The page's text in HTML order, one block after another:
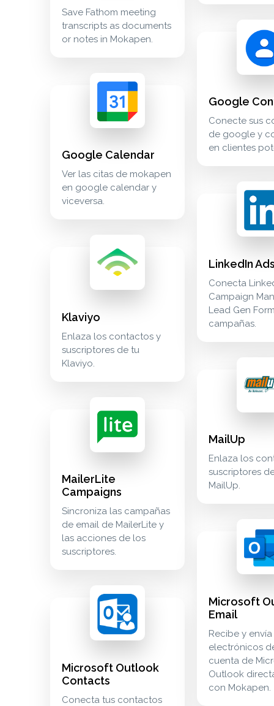
Save Fathom meeting
transcripts as documents
or notes in Mokapen.
google calendar ver las citas de mokapen en
Google Calendar
Ver las citas de mokapen
en google calendar y
viceversa.
google
Google
Conecte sus
de google y
en clientes
klaviyo enlaza los contactos y suscriptores de tu
Klaviyo
Enlaza los contactos y
suscriptores de tu
Klaviyo.
linkedin ads
LinkedIn Ads
Conecta
Campaign
Lead Gen
campañas.
mailerlite campaigns sincroniza las campañas de
MailerLite
Campaigns
Sincroniza las campañas
de email de MailerLite y
las acciones de los
suscriptores.
mailup enlaza
MailUp
Enlaza los
suscriptores
MailUp.
microsoft outlook contacts conecta tus
Microsoft Outlook
Contacts
Conecta tus contactos
microsoft
communication
Microsoft
Email
Recibe y
electrónicos
cuenta de
Outlook
con Mokapen.